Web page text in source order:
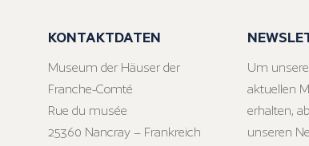
KONTAKTDATEN
Museum der Häuser der
Franche-Comté
Rue du musée
25360 Nancray – Frankreich
Um
aktuellen
erhalten,
unseren